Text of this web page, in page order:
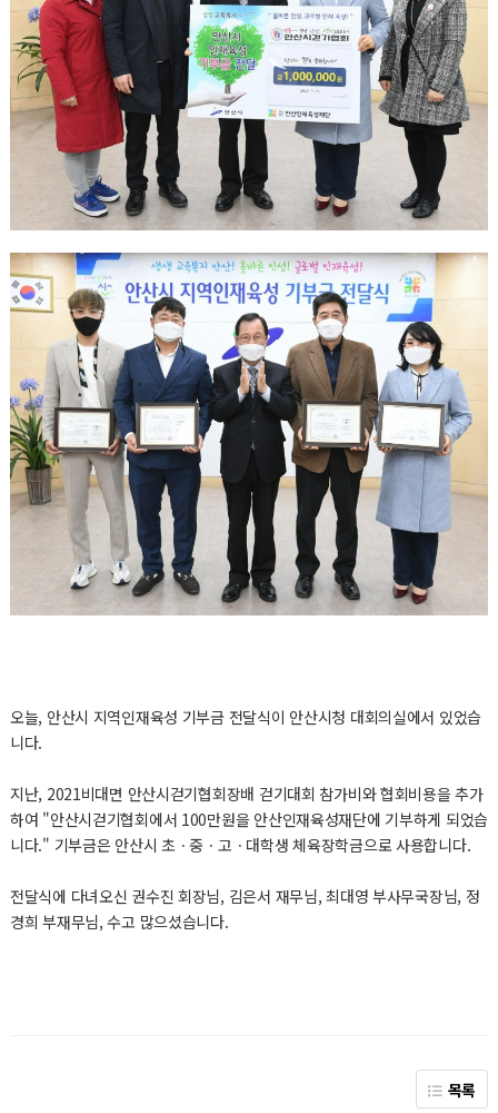
오늘, 안산시 지역인재육성 기부금 전달식이 안산시청 대회의실에서 있었습
니다.
지난, 2021비대면 안산시걷기협회장배 걷기대회 참가비와 협회비용을 추가
하여 "안산시걷기협회에서 100만원을 안산인재육성재단에 기부하게 되었습
니다." 기부금은 안산시 초ㆍ중ㆍ고ㆍ대학생 체육장학금으로 사용합니다.
전달식에 다녀오신 권수진 회장님, 김은서 재무님, 최대영 부사무국장님, 정
경희 부재무님, 수고 많으셨습니다.
목록